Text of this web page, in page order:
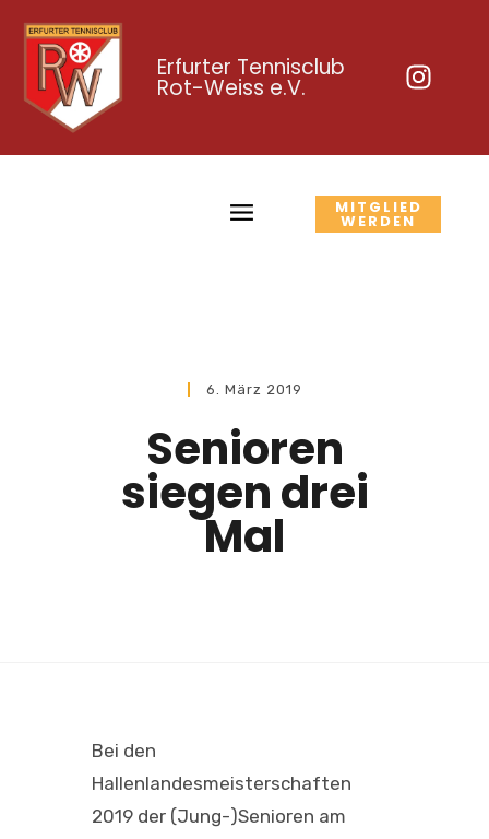
Erfurter Tennisclub
Rot-Weiss e.V.
MITGLIED
WERDEN
6. März 2019
Senioren
siegen drei
Mal
Bei den
Hallenlandesmeisterschaften
2019 der (Jung-)Senioren am